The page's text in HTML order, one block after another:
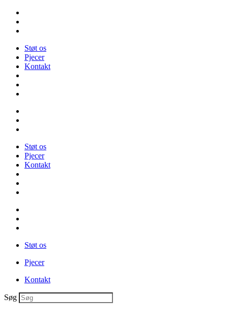
Videre
indhold
Støt os
Pjecer
Kontakt
Støt os
Pjecer
Kontakt
Støt os
Pjecer
Kontakt
Søg